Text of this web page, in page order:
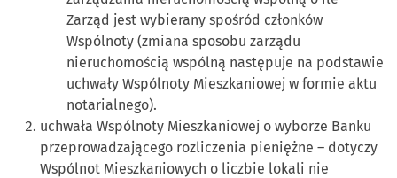
Zarząd jest wybierany spośród członków
Wspólnoty (zmiana sposobu zarządu
nieruchomością wspólną następuje na podstawie
uchwały Wspólnoty Mieszkaniowej w formie aktu
notarialnego).
uchwała Wspólnoty Mieszkaniowej o wyborze Banku
przeprowadzającego rozliczenia pieniężne – dotyczy
Wspólnot Mieszkaniowych o liczbie lokali nie